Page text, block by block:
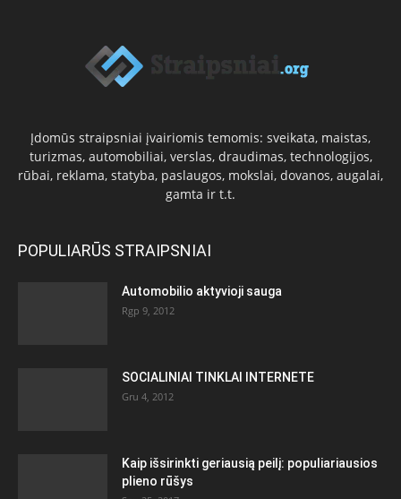
Įdomūs straipsniai įvairiomis temomis: sveikata, maistas,
turizmas, automobiliai, verslas, draudimas, technologijos,
rūbai, reklama, statyba, paslaugos, mokslai, dovanos, augalai,
gamta ir t.t.
POPULIARŪS STRAIPSNIAI
Automobilio aktyvioji sauga
Rgp 9, 2012
SOCIALINIAI TINKLAI INTERNETE
Gru 4, 2012
Kaip išsirinkti geriausią peilį: populiariausios
plieno rūšys